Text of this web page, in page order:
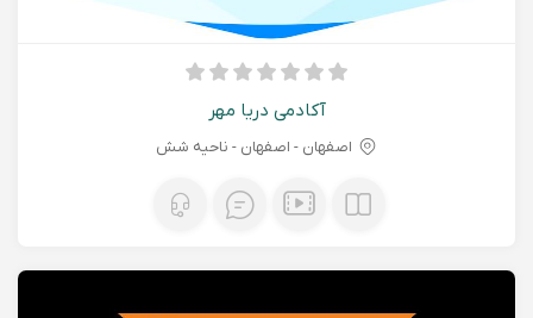
آکادمی دریا مهر
اصفهان - اصفهان - ناحیه شش